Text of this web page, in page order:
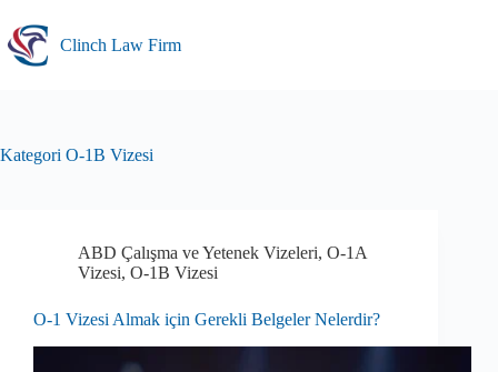
content
Clinch Law Firm
Kategori O-1B Vizesi
ABD Çalışma ve Yetenek Vizeleri, O-1A
Vizesi, O-1B Vizesi
O-1 Vizesi Almak için Gerekli Belgeler Nelerdir?